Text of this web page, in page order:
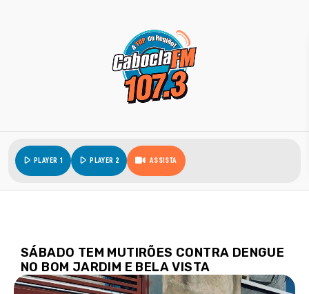
play_arrowPLAYER 1 play_arrowPLAYER 2 ASSISTA
SÁBADO TEM MUTIRÕES CONTRA DENGUE
NO BOM JARDIM E BELA VISTA